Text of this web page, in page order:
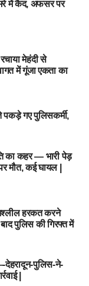
में कैद, अफसर पर
मेहंदी से
में गूंजा एकता का
पकड़े गए पुलिसकर्मी,
का कहर — भारी पेड़
मौत, कई घायल |
हरकत करने
पुलिस की गिरफ्त में
देहरादून-पुलिस-ने-
|